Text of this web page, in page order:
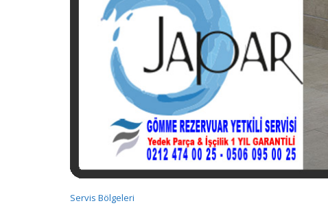
Servis Bölgeleri